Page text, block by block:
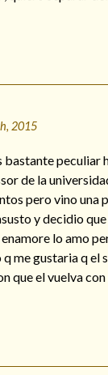
2015
bastante peculiar
de la
pero vino una
y decidio
lo amo
me gustaria q el
que el vuelva